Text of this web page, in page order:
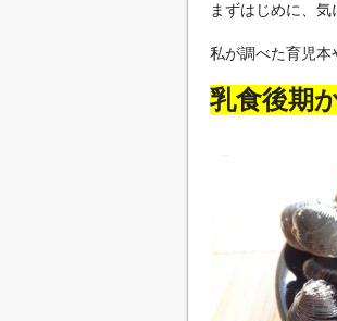
まずはじめに、気
私が調べた育児本
乳食後期